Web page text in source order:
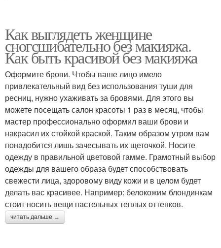
Как выглядеть женщине
сногсшибательно без макияжа.
Как быть красивой без макияжа
Оформите брови. Чтобы ваше лицо имело
привлекательный вид без использования туши для
ресниц, нужно ухаживать за бровями. Для этого вы
можете посещать салон красоты 1 раз в месяц, чтобы
мастер профессионально оформил ваши брови и
накрасил их стойкой краской. Таким образом утром вам
понадобится лишь зачесывать их щеточкой. Носите
одежду в правильной цветовой гамме. Грамотный выбор
одежды для вашего образа будет способствовать
свежести лица, здоровому виду кожи и в целом будет
делать вас красивее. Например: белокожим блондинкам
стоит носить вещи пастельных теплых оттенков.
читать дальше →